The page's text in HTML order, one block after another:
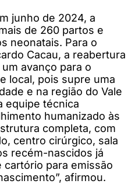
junho de 2024, a
de 260 partos e
neonatais. Para o
Cacau, a reabertura
avanço para o
local, pois supre uma
e na região do Vale
equipe técnica
humanizado às
completa, com
centro cirúrgico, sala
recém-nascidos já
para emissão
afirmou.